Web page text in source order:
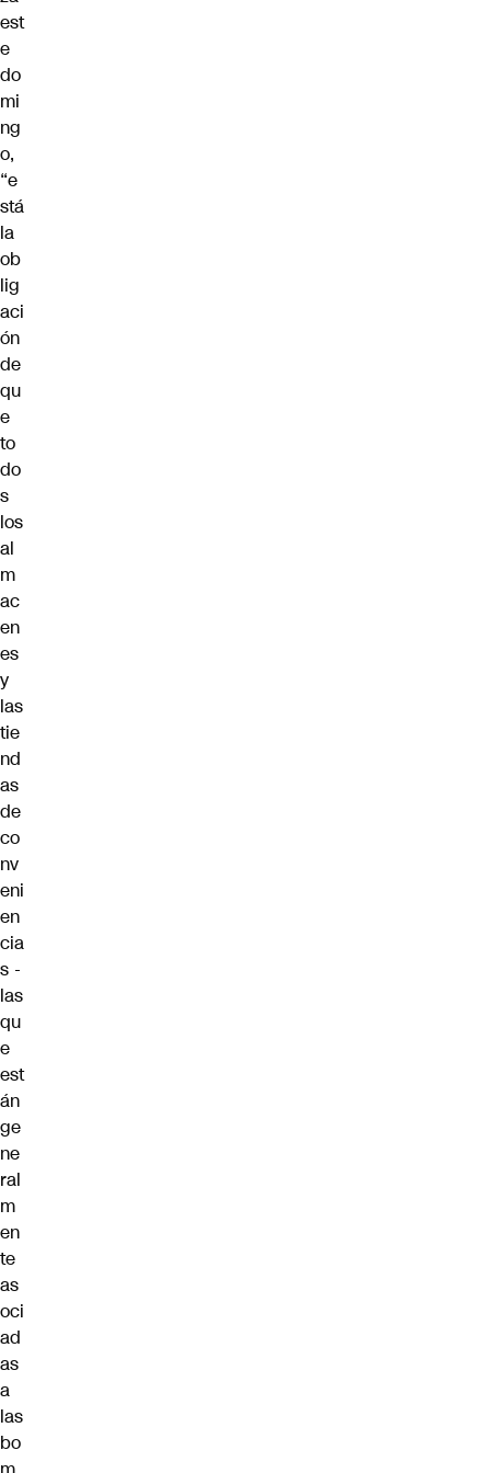
est
e
do
mi
ng
o,
“e
stá
la
ob
lig
aci
ón
de
qu
e
to
do
s
los
al
m
ac
en
es
y
las
tie
nd
as
de
co
nv
eni
en
cia
s -
las
qu
e
est
án
ge
ne
ral
m
en
te
as
oci
ad
as
a
las
bo